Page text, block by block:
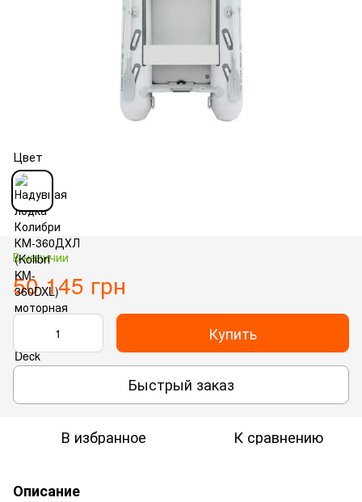
Цвет
В наличии
50 145 грн
Купить
Быстрый заказ
В избранное К сравнению
Описание